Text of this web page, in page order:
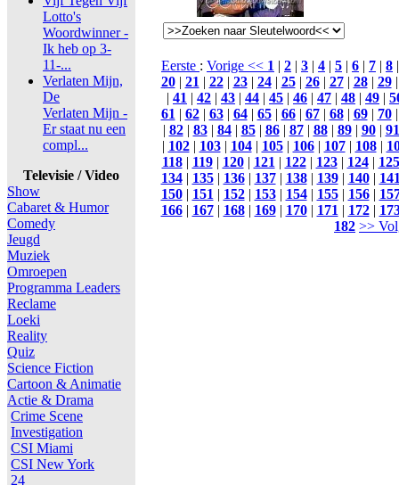
Lotto's
Woordwinner -
Ik heb op 3-
11-...
Verlaten Mijn,
De
Verlaten Mijn -
Er staat nu een
compl...
Televisie / Video
Show
Cabaret & Humor
Comedy
Jeugd
Muziek
Omroepen
Programma Leaders
Reclame
Loeki
Reality
Quiz
Science Fiction
Cartoon & Animatie
Actie & Drama
Crime Scene
Investigation
CSI Miami
CSI New York
24
Eerste : Vorige << 1 | 2 | 3 | 4 | 5 | 6 | 7 | 8
20| 21| 22| 23| 24| 25| 26| 27| 28| 29
| 41 | 42 | 43 | 44 | 45 | 46 | 47 | 48 | 49 |
61| 62| 63| 64| 65| 66| 67| 68| 69| 70
| 82| 83| 84| 85| 86| 87| 88| 89| 90| 91
| 102| 103| 104| 105| 106| 107| 108|
118| 119| 120| 121| 122| 123| 124| 125
134| 135| 136| 137| 138| 139| 140|
150| 151| 152| 153| 154| 155| 156|
166| 167| 168| 169| 170| 171| 172|
182 >>